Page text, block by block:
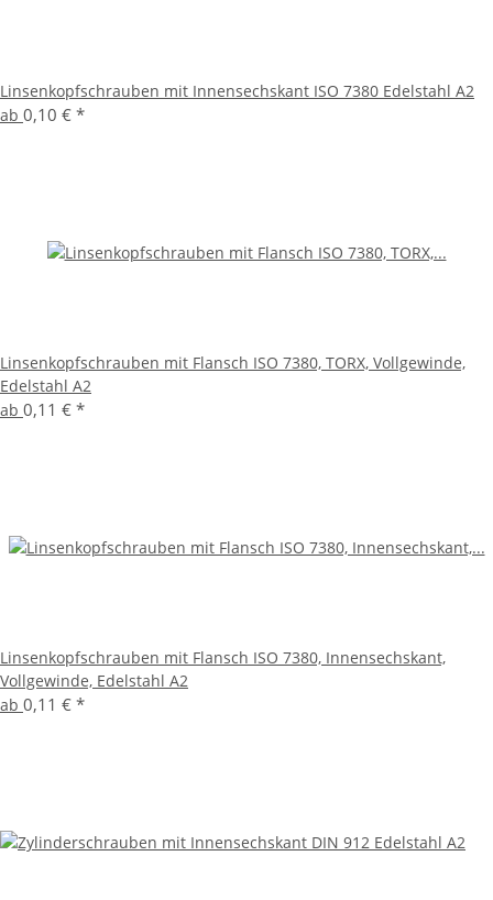
Linsenkopfschrauben mit Innensechskant ISO 7380 Edelstahl A2
ab 0,10 € *
Linsenkopfschrauben mit Flansch ISO 7380, TORX, Vollgewinde,
Edelstahl A2
ab 0,11 € *
Linsenkopfschrauben mit Flansch ISO 7380, Innensechskant,
Vollgewinde, Edelstahl A2
ab 0,11 € *